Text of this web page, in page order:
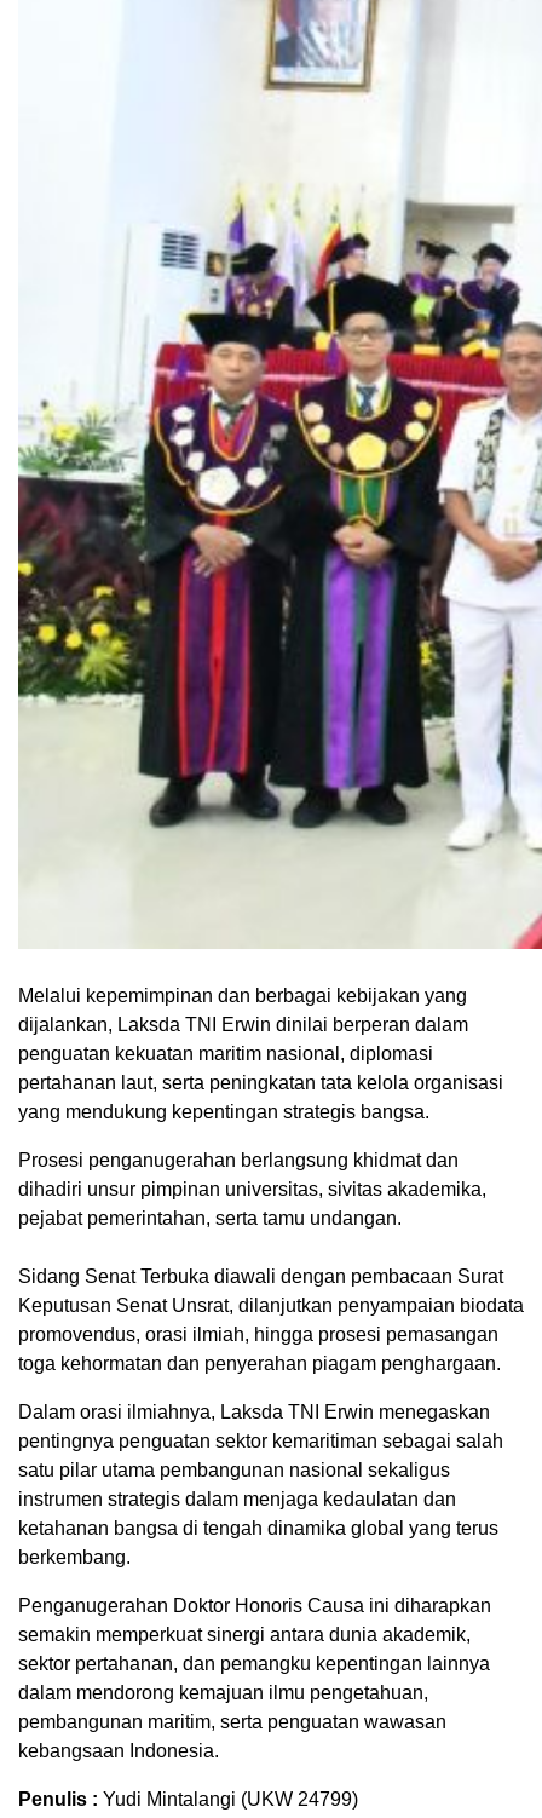
Melalui kepemimpinan dan berbagai kebijakan yang
dijalankan, Laksda TNI Erwin dinilai berperan dalam
penguatan kekuatan maritim nasional, diplomasi
pertahanan laut, serta peningkatan tata kelola organisasi
yang mendukung kepentingan strategis bangsa.
Prosesi penganugerahan berlangsung khidmat dan
dihadiri unsur pimpinan universitas, sivitas akademika,
pejabat pemerintahan, serta tamu undangan.
Sidang Senat Terbuka diawali dengan pembacaan Surat
Keputusan Senat Unsrat, dilanjutkan penyampaian biodata
promovendus, orasi ilmiah, hingga prosesi pemasangan
toga kehormatan dan penyerahan piagam penghargaan.
Dalam orasi ilmiahnya, Laksda TNI Erwin menegaskan
pentingnya penguatan sektor kemaritiman sebagai salah
satu pilar utama pembangunan nasional sekaligus
instrumen strategis dalam menjaga kedaulatan dan
ketahanan bangsa di tengah dinamika global yang terus
berkembang.
Penganugerahan Doktor Honoris Causa ini diharapkan
semakin memperkuat sinergi antara dunia akademik,
sektor pertahanan, dan pemangku kepentingan lainnya
dalam mendorong kemajuan ilmu pengetahuan,
pembangunan maritim, serta penguatan wawasan
kebangsaan Indonesia.
Penulis : Yudi Mintalangi (UKW 24799)